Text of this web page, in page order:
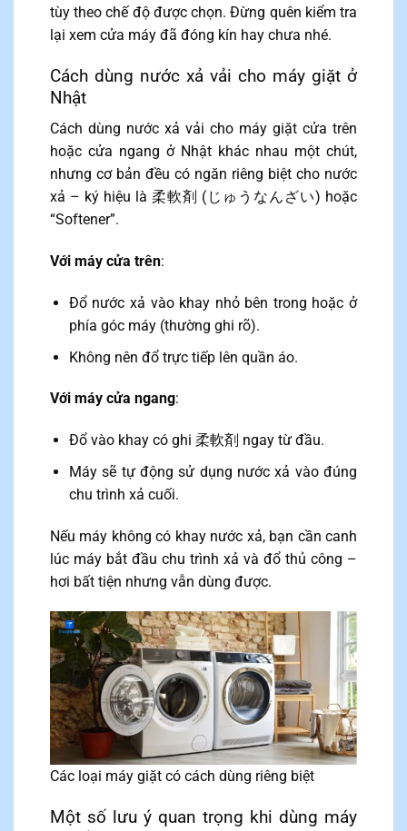
tùy theo chế độ được chọn. Đừng quên kiểm tra
lại xem cửa máy đã đóng kín hay chưa nhé.
Cách dùng nước xả vải cho máy giặt ở
Nhật
Cách dùng nước xả vải cho máy giặt cửa trên
hoặc cửa ngang ở Nhật khác nhau một chút,
nhưng cơ bản đều có ngăn riêng biệt cho nước
xả – ký hiệu là 柔軟剤 (じゅうなんざい) hoặc
“Softener”.
Với máy cửa trên:
Đổ nước xả vào khay nhỏ bên trong hoặc ở
phía góc máy (thường ghi rõ).
Không nên đổ trực tiếp lên quần áo.
Với máy cửa ngang:
Đổ vào khay có ghi 柔軟剤 ngay từ đầu.
Máy sẽ tự động sử dụng nước xả vào đúng
chu trình xả cuối.
Nếu máy không có khay nước xả, bạn cần canh
lúc máy bắt đầu chu trình xả và đổ thủ công –
hơi bất tiện nhưng vẫn dùng được.
Các loại máy giặt có cách dùng riêng biệt
Một số lưu ý quan trọng khi dùng máy